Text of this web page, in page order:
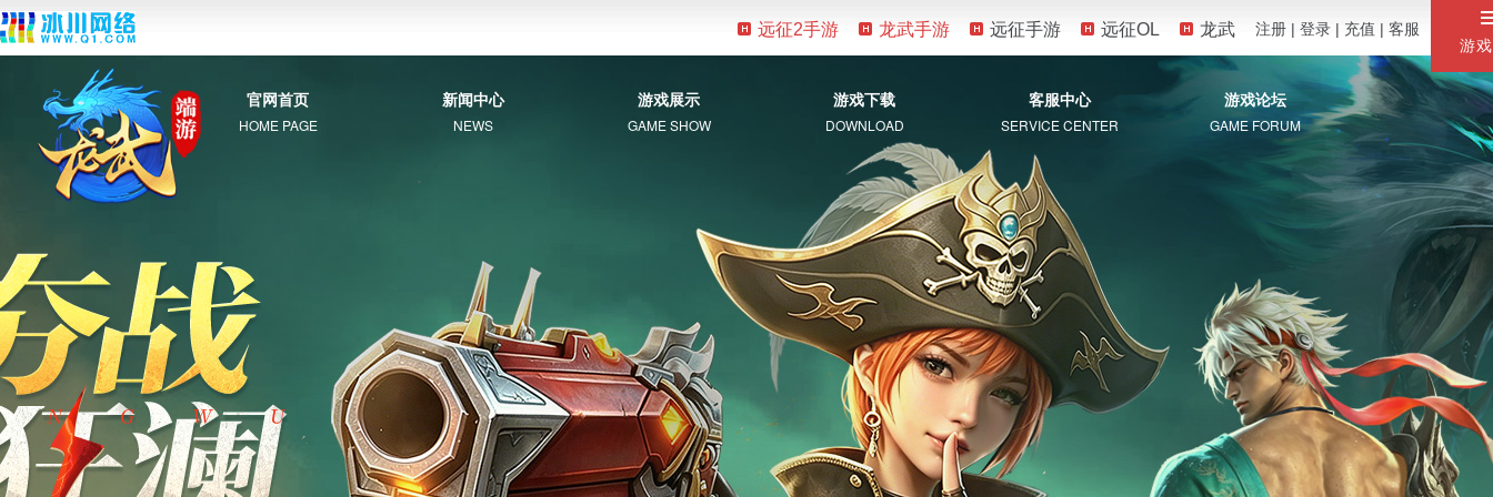
游
远征2手游 龙武手游 远征手游 远征OL 龙武 注册 | 登录 | 充值 | 客服
官网首页
HOME PAGE
新闻中心
NEWS
游戏展示
GAME SHOW
游戏下载
DOWNLOAD
客服中心
SERVICE CENTER
游戏论坛
GAME FORUM
客户端下载
补丁下载
常见问题
自助服务
常见问题
珍宝阁